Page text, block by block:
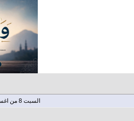
السبت 8 من اغسطس 2026 , الساعة الان 07:03:29 صباحاً